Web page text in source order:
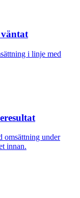
i linje med
omsättning under
innan.